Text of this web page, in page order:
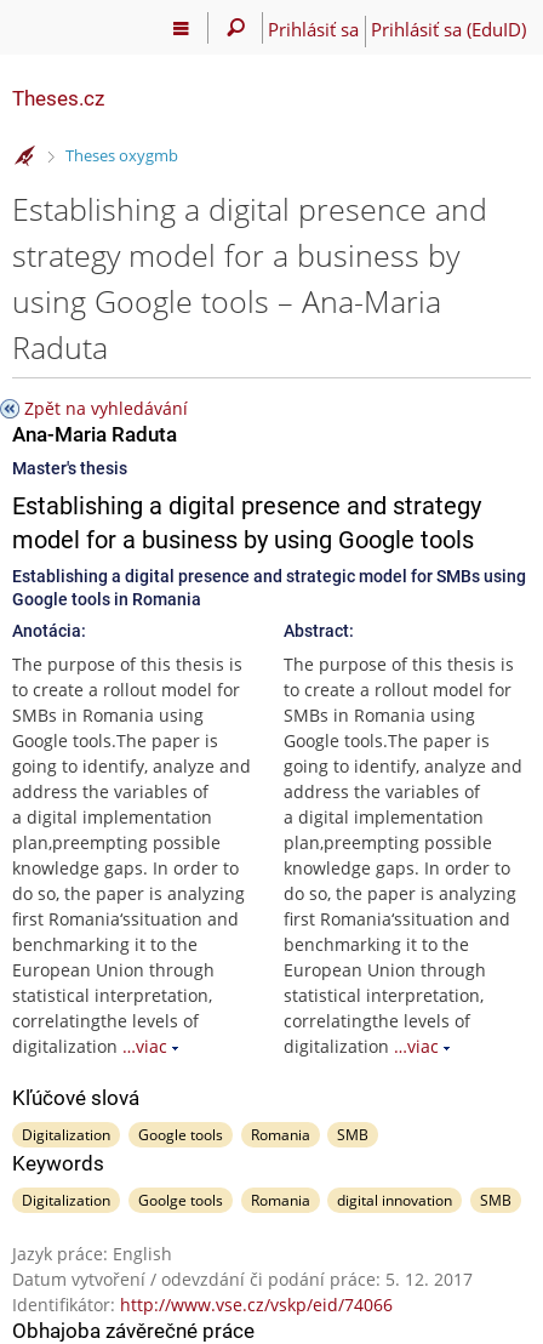
Prihlásiť sa Prihlásiť sa (EduID)
Theses.cz
>
Theses oxygmb
Establishing a digital presence and
strategy model for a business by
using Google tools – Ana-Maria
Raduta
Zpět na vyhledávání
Ana-Maria Raduta
Master's thesis
Establishing a digital presence and strategy
model for a business by using Google tools
Establishing a digital presence and strategic model for SMBs using
Google tools in Romania
Anotácia:
The purpose of this thesis is
to create a rollout model for
SMBs in Romania using
Google tools.The paper is
going to identify, analyze and
address the variables of
a digital implementation
plan,preempting possible
knowledge gaps. In order to
do so, the paper is analyzing
first Romania‘ssituation and
benchmarking it to the
European Union through
statistical interpretation,
correlatingthe levels of
digitalization …viac
Abstract:
The purpose of this thesis is
to create a rollout model for
SMBs in Romania using
Google tools.The paper is
going to identify, analyze and
address the variables of
a digital implementation
plan,preempting possible
knowledge gaps. In order to
do so, the paper is analyzing
first Romania‘ssituation and
benchmarking it to the
European Union through
statistical interpretation,
correlatingthe levels of
digitalization …viac
Kľúčové slová
Digitalization Google tools Romania SMB
Keywords
Digitalization Goolge tools Romania digital innovation SMB
Jazyk práce: English
Datum vytvoření / odevzdání či podání práce: 5. 12. 2017
Identifikátor: http://www.vse.cz/vskp/eid/74066
Obhajoba závěrečné práce